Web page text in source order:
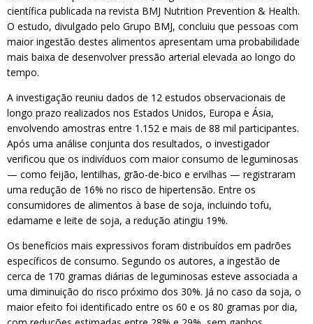
científica publicada na revista BMJ Nutrition Prevention & Health.
O estudo, divulgado pelo Grupo BMJ, concluiu que pessoas com
maior ingestão destes alimentos apresentam uma probabilidade
mais baixa de desenvolver pressão arterial elevada ao longo do
tempo.
A investigação reuniu dados de 12 estudos observacionais de
longo prazo realizados nos Estados Unidos, Europa e Ásia,
envolvendo amostras entre 1.152 e mais de 88 mil participantes.
Após uma análise conjunta dos resultados, o investigador
verificou que os indivíduos com maior consumo de leguminosas
— como feijão, lentilhas, grão-de-bico e ervilhas — registraram
uma redução de 16% no risco de hipertensão. Entre os
consumidores de alimentos à base de soja, incluindo tofu,
edamame e leite de soja, a redução atingiu 19%.
Os benefícios mais expressivos foram distribuídos em padrões
específicos de consumo. Segundo os autores, a ingestão de
cerca de 170 gramas diárias de leguminosas esteve associada a
uma diminuição do risco próximo dos 30%. Já no caso da soja, o
maior efeito foi identificado entre os 60 e os 80 gramas por dia,